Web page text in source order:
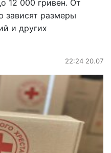
12 000 гривен. От
зависят размеры
и других
22:24 20.07